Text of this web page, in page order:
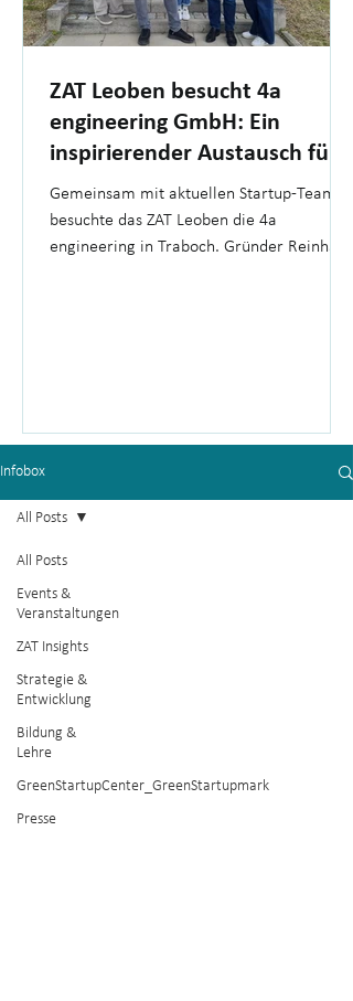
ZAT Leoben besucht 4a
engineering GmbH: Ein
inspirierender Austausch für
Gründer
Gemeinsam mit aktuellen Startup-Teams
besuchte das ZAT Leoben die 4a
engineering in Traboch. Gründer Reinhard
Infobox
All Posts
Events &
Veranstaltungen
ZAT Insights
Strategie &
Entwicklung
Bildung &
Lehre
GreenStartupCenter_GreenStartupmark
Presse
All Posts